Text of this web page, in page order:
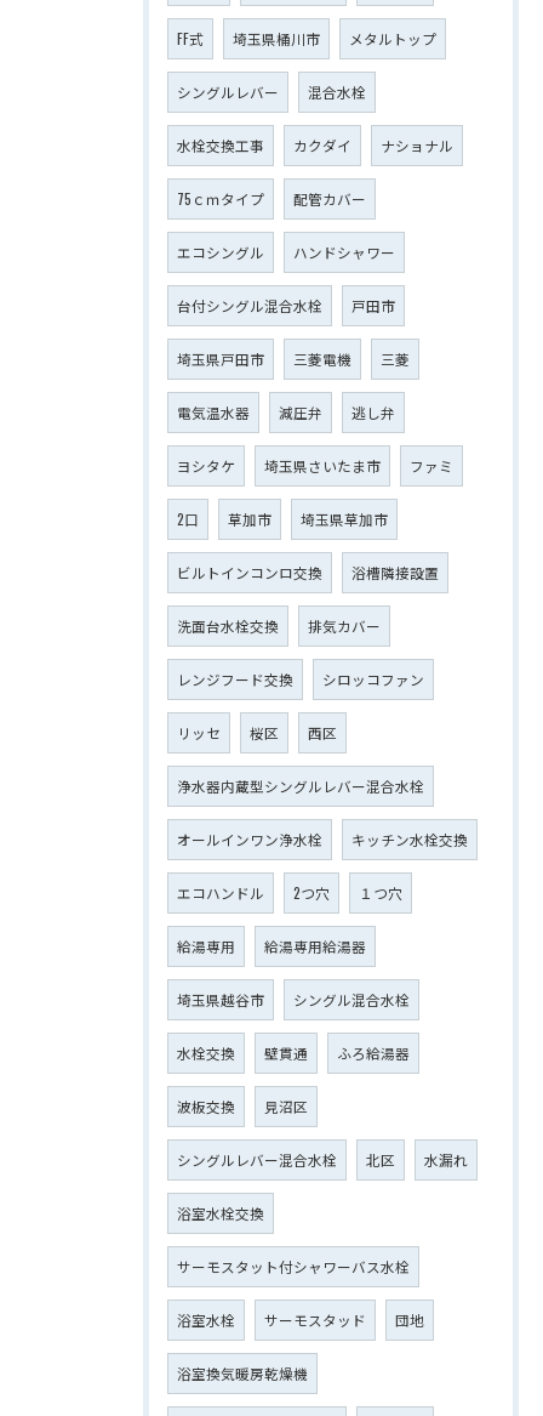
FF式 埼玉県桶川市 メタルトップ
シングルレバー 混合水栓
水栓交換工事 カクダイ ナショナル
75ｃｍタイプ 配管カバー
エコシングル ハンドシャワー
台付シングル混合水栓 戸田市
埼玉県戸田市 三菱電機 三菱
電気温水器 減圧弁 逃し弁
ヨシタケ 埼玉県さいたま市 ファミ
2口 草加市 埼玉県草加市
ビルトインコンロ交換 浴槽隣接設置
洗面台水栓交換 排気カバー
レンジフード交換 シロッコファン
リッセ 桜区 西区
浄水器内蔵型シングルレバー混合水栓
オールインワン浄水栓 キッチン水栓交換
エコハンドル 2つ穴 １つ穴
給湯専用 給湯専用給湯器
埼玉県越谷市 シングル混合水栓
水栓交換 壁貫通 ふろ給湯器
波板交換 見沼区
シングルレバー混合水栓 北区 水漏れ
浴室水栓交換
サーモスタット付シャワーバス水栓
浴室水栓 サーモスタッド 団地
浴室換気暖房乾燥機